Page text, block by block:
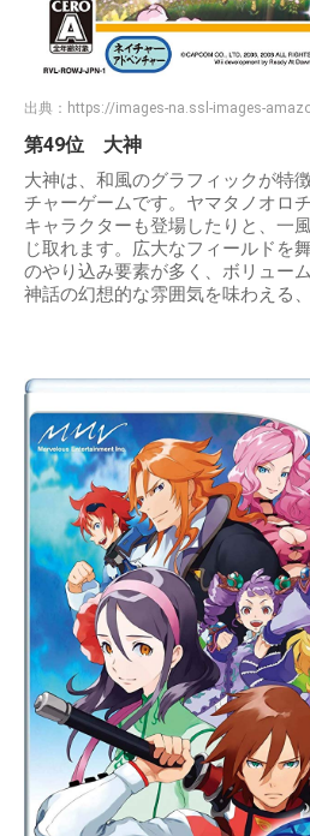
出典： https://images-na.ssl-images-
第49位 大神
大神は、和風のグラフィックが特
チャーゲームです。ヤマタノオロ
キャラクターも登場したりと、一
じ取れます。広大なフィールドを
のやり込み要素が多く、ボリュー
神話の幻想的な雰囲気を味わえる